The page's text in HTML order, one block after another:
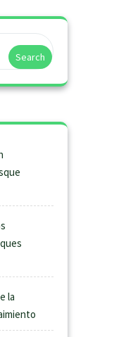
Search
la